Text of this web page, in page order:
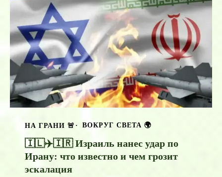
НА ГРАНИ 🚨 ВОКРУГ СВЕТА 🌍
🇮🇱✈️🇮🇷 Израиль нанес удар по
Ирану: что известно и чем грозит
эскалация